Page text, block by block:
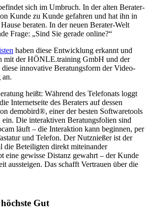
sich im Umbruch. In der alten Berater-
Kunde zu Kunde gefahren und hat ihn in
beraten. In der neuen Berater-Welt
Frage: „Sind Sie gerade online?“
haben diese Entwicklung erkannt und
mit der HÖNLE.training GmbH und der
innovative Beratungsform der Video-
an.
heißt: Während des Telefonats loggt
Internetseite des Beraters auf dessen
demobird®, einer der besten Softwaretools
Die interaktiven Beratungsfolien sind
läuft – die Interaktion kann beginnen, per
und Telefon. Der Nutznießer ist der
die Beteiligten direkt miteinander
eine gewisse Distanz gewahrt – der Kunde
aussteigen. Das schafft Vertrauen über die
Gut